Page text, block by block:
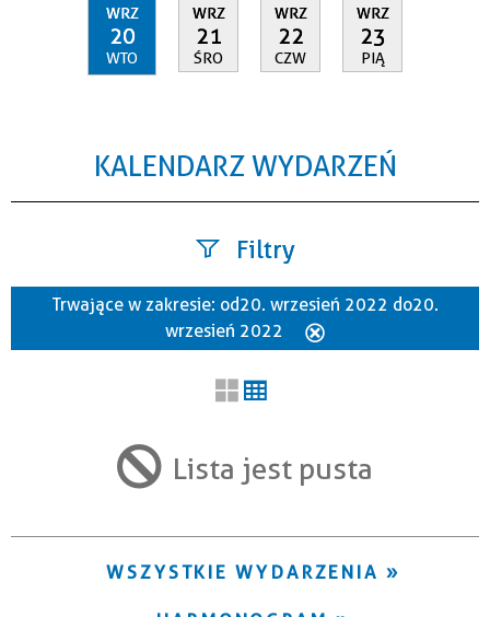
WRZ
20
WTO
WRZ
21
ŚRO
WRZ
22
CZW
WRZ
23
PIĄ
KALENDARZ WYDARZEŃ
Filtry
Szukana fraza
Trwające w zakresie
Trwające w zakresie: od 20. wrzesień 2022 do 20.
wrzesień 2022
Lista jest pusta
WSZYSTKIE WYDARZENIA